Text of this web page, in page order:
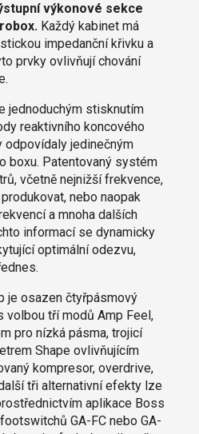
výkonové sekce
Každý kabinet má
impedanční křivku a
prvky ovlivňují chování
jednoduchým stisknutím
reaktivního koncového
odpovídaly jedinečným
boxu. Patentovaný systém
včetně nejnižší frekvence,
nebo naopak
a mnoha dalších
informací se dynamicky
optimální odezvu,
je osazen čtyřpásmový
volbou tří modů Amp Feel,
pro nízká pásma, trojicí
Shape ovlivňujícím
kompresor, overdrive,
tři alternativní efekty lze
aplikace Boss
GA-FC nebo GA-